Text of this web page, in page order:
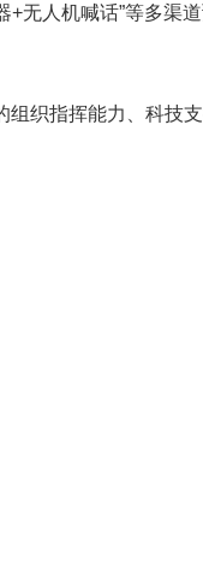
无人机喊话”等多渠
织指挥能力、科技